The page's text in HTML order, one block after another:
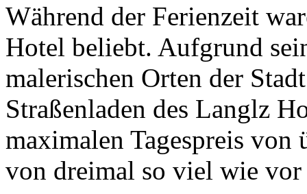
Während der Ferienzeit
Hotel beliebt. Aufgrund
malerischen Orten der
Straßenladen des Langlz
maximalen Tagespreis von
von dreimal so viel wie